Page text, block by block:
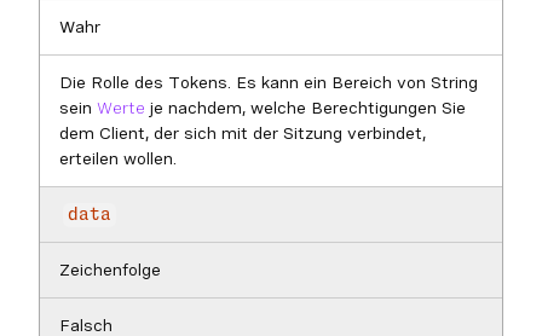
Wahr
Die Rolle des Tokens. Es kann ein Bereich von String
sein Werte je nachdem, welche Berechtigungen Sie
dem Client, der sich mit der Sitzung verbindet,
erteilen wollen.
data
Zeichenfolge
Falsch